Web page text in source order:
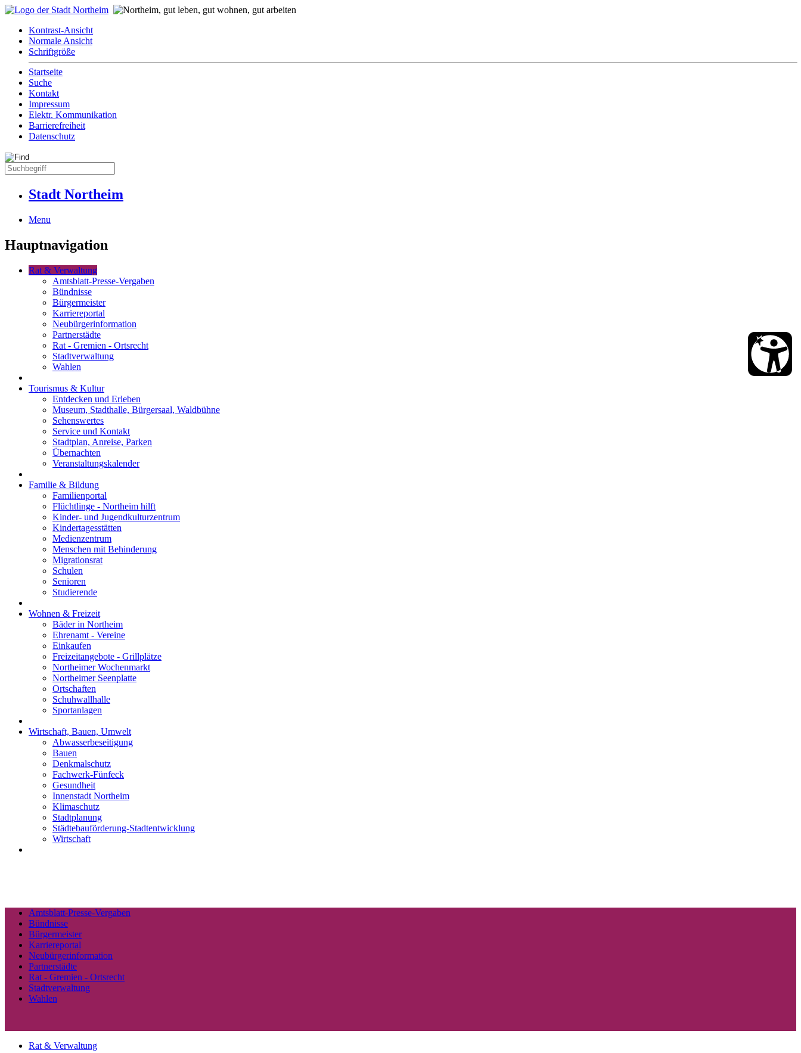
Kontrast-Ansicht
Normale Ansicht
Schriftgröße
Startseite
Suche
Kontakt
Impressum
Elektr. Kommunikation
Barrierefreiheit
Datenschutz
Stadt Northeim
Menu
Hauptnavigation
Rat & Verwaltung
Amtsblatt-Presse-Vergaben
Bündnisse
Bürgermeister
Karriereportal
Neubürgerinformation
Partnerstädte
Rat - Gremien - Ortsrecht
Stadtverwaltung
Wahlen
Tourismus & Kultur
Entdecken und Erleben
Museum, Stadthalle, Bürgersaal, Waldbühne
Sehenswertes
Service und Kontakt
Stadtplan, Anreise, Parken
Übernachten
Veranstaltungskalender
Familie & Bildung
Familienportal
Flüchtlinge - Northeim hilft
Kinder- und Jugendkulturzentrum
Kindertagesstätten
Medienzentrum
Menschen mit Behinderung
Migrationsrat
Schulen
Senioren
Studierende
Wohnen & Freizeit
Bäder in Northeim
Ehrenamt - Vereine
Einkaufen
Freizeitangebote - Grillplätze
Northeimer Wochenmarkt
Northeimer Seenplatte
Ortschaften
Schuhwallhalle
Sportanlagen
Wirtschaft, Bauen, Umwelt
Abwasserbeseitigung
Bauen
Denkmalschutz
Fachwerk-Fünfeck
Gesundheit
Innenstadt Northeim
Klimaschutz
Stadtplanung
Städtebauförderung-Stadtentwicklung
Wirtschaft
Amtsblatt-Presse-Vergaben
Bündnisse
Bürgermeister
Karriereportal
Neubürgerinformation
Partnerstädte
Rat - Gremien - Ortsrecht
Stadtverwaltung
Wahlen
Rat & Verwaltung